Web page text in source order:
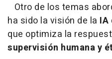
Otro de los temas
ha sido la visión de la IA
que optimiza la
supervisión humana y